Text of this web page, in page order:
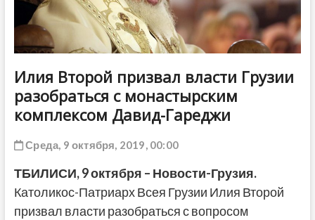
Илия Второй призвал власти Грузии
разобраться с монастырским
комплексом Давид-Гареджи
Среда, 9 октября, 2019, 00:00
ТБИЛИСИ,9 октября – Новости-Грузия.
Католикос-Патриарх Всея Грузии Илия Второй
призвал власти разобраться с вопросом